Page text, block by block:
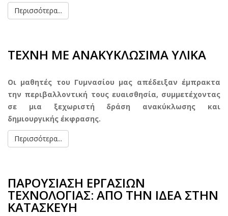
Περισσότερα...
ΤΕΧΝΗ ΜΕ ΑΝΑΚΥΚΛΩΣΙΜΑ ΥΛΙΚΑ
Οι μαθητές του Γυμνασίου μας απέδειξαν έμπρακτα
την περιβαλλοντική τους ευαισθησία, συμμετέχοντας
σε μια ξεχωριστή δράση ανακύκλωσης και
δημιουργικής έκφρασης.
Περισσότερα...
ΠΑΡΟΥΣΙΑΣΗ ΕΡΓΑΣΙΩΝ
ΤΕΧΝΟΛΟΓΙΑΣ: ΑΠΟ ΤΗΝ ΙΔΕΑ ΣΤΗΝ
ΚΑΤΑΣΚΕΥΗ